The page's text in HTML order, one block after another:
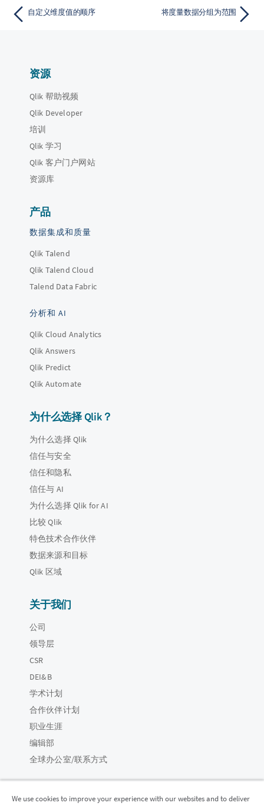
自定义维度值的顺序 将度量数据分组为范围
资源
Qlik 帮助视频
Qlik Developer
培训
Qlik 学习
Qlik 客户门户网站
资源库
产品
数据集成和质量
Qlik Talend
Qlik Talend Cloud
Talend Data Fabric
分析和 AI
Qlik Cloud Analytics
Qlik Answers
Qlik Predict
Qlik Automate
为什么选择 Qlik？
为什么选择 Qlik
信任与安全
信任和隐私
信任与 AI
为什么选择 Qlik for AI
比较 Qlik
特色技术合作伙伴
数据来源和目标
Qlik 区域
关于我们
公司
领导层
CSR
DEI&B
学术计划
合作伙伴计划
职业生涯
编辑部
全球办公室/联系方式
We use cookies to improve your experience with our websites and to deliver